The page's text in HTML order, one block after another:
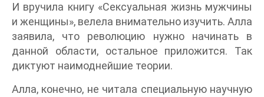
И вручила книгу «Сексуальная жизнь мужчины
и женщины», велела внимательно изучить. Алла
заявила, что революцию нужно начинать в
данной области, остальное приложится. Так
диктуют наимоднейшие теории.
Алла, конечно, не читала специальную научную